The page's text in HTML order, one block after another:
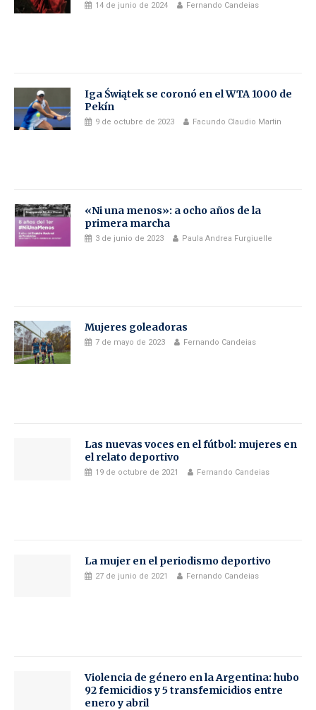
14 de junio de 2024 Fernando Candeias
Iga Świątek se coronó en el WTA 1000 de
Pekín
9 de octubre de 2023 Facundo Claudio Martin
«Ni una menos»: a ocho años de la
primera marcha
3 de junio de 2023 Paula Andrea Furgiuelle
Mujeres goleadoras
7 de mayo de 2023 Fernando Candeias
Las nuevas voces en el fútbol: mujeres en
el relato deportivo
19 de octubre de 2021 Fernando Candeias
La mujer en el periodismo deportivo
27 de junio de 2021 Fernando Candeias
Violencia de género en la Argentina: hubo
92 femicidios y 5 transfemicidios entre
enero y abril